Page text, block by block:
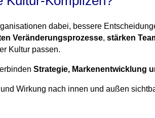
dabei, bessere
Veränderungsprozesse,stärken
Kultur passen.
Strategie, Markenentwicklung
Wirkung nach innen und außen